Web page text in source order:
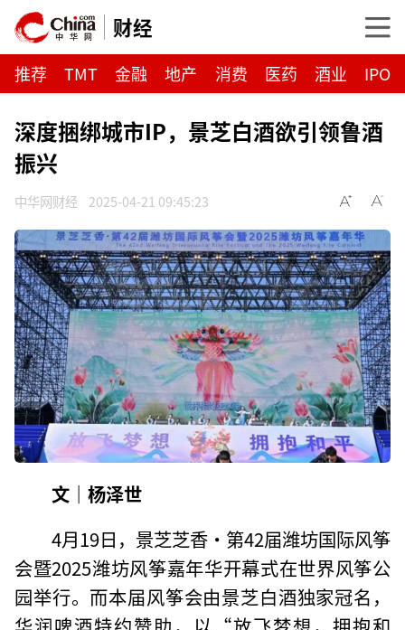
财经
推荐 TMT 金融 地产 消费 医药 酒业 IPO
深度捆绑城市IP，景芝白酒欲引领鲁酒
振兴
中华网财经 2025-04-21 09:45:23
文｜杨泽世
4月19日，景芝芝香·第42届潍坊国际风筝
会暨2025潍坊风筝嘉年华开幕式在世界风筝公
园举行。而本届风筝会由景芝白酒独家冠名，